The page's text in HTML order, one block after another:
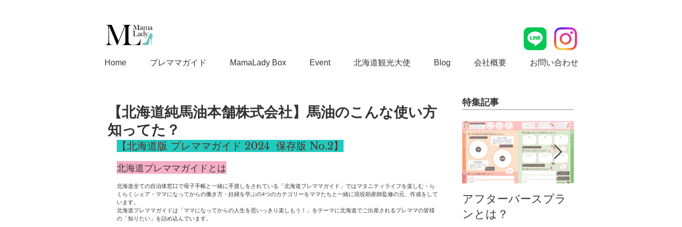
Home プレママガイド MamaLady Box Event 北海道観光大使 Blog 会社概要 お問い合わせ
【北海道純馬油本舗株式会社】馬油のこんな使い方
知ってた？
【北海道版 プレママガイド 2024  保存版 No.2】
北海道プレママガイドとは
北海道全ての自治体窓口で母子手帳と一緒に手渡しをされている「北海道プレママガイド」ではマタニティライフを楽しむ・ら
くらくシェア・ママになってからの働き方・妊婦を学ぶの4つのカテゴリーをママたちと一緒に現役助産師監修の元、作成をして
います。
北海道プレママガイドは「ママになってからの人生を思いっきり楽しもう！」をテーマに北海道でご出産されるプレママの皆様
の「知りたい」を詰め込んでいます。
特集記事
アフターバースプラ
ンとは？